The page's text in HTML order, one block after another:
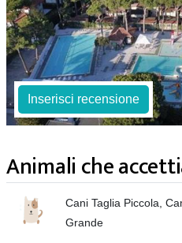
Inserisci recensione
Animali che
Cani Taglia Piccola,
Grande